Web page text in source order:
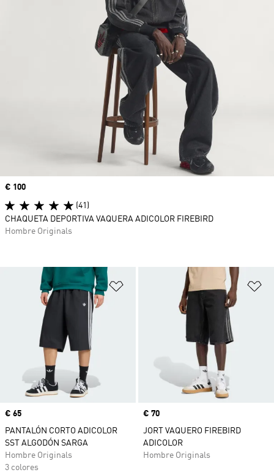
Añadir a la lista de deseos
Precio
€ 65
PANTALÓN CORTO ADICOLOR
SST ALGODÓN SARGA
Hombre Originals
3 colores
Precio
€ 70
JORT VAQUERO FIREBIRD
ADICOLOR
Hombre Originals
Precio
€ 100
(41)
CHAQUETA DEPORTIVA VAQUERA ADICOLOR FIREBIRD
Hombre Originals